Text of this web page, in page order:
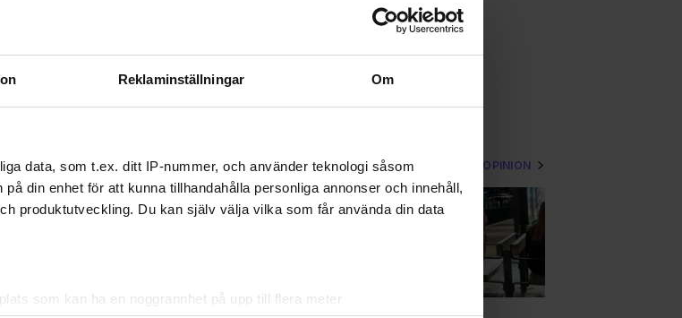
Reklaminställningar Om
data, som t.ex. ditt IP-nummer, och använder teknologi såsom
din enhet för att kunna tillhandahålla personliga annonser och innehåll,
produktutveckling. Du kan själv välja vilka som får använda din data
som kan ha en noggrannhet på upp till flera meter
VISA MER OPINION